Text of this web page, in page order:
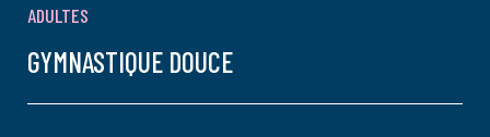
ADULTES
GYMNASTIQUE DOUCE